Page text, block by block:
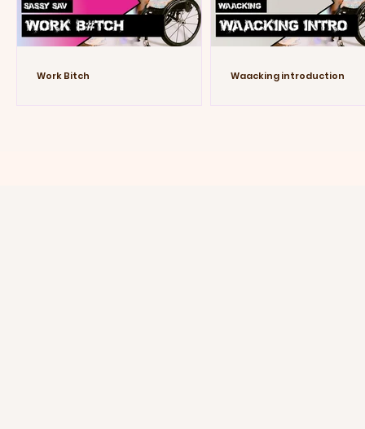
Work Bitch Waacking introduction